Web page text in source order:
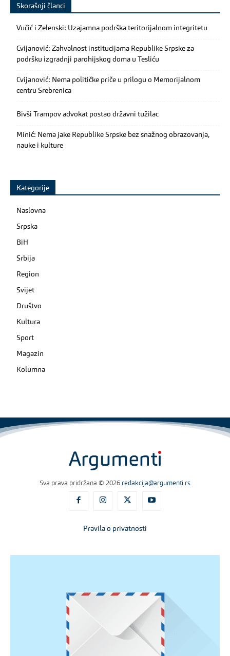
Skorašnji članci
Vučić i Zelenski: Uzajamna podrška teritorijalnom integritetu
Cvijanović: Zahvalnost institucijama Republike Srpske za
podršku izgradnji parohijskog doma u Tesliću
Cvijanović: Nema političke priče u prilogu o Memorijalnom
centru Srebrenica
Bivši Trampov advokat postao državni tužilac
Minić: Nema jake Republike Srpske bez snažnog obrazovanja,
nauke i kulture
Kategorije
Naslovna
Srpska
BiH
Srbija
Region
Svijet
Društvo
Kultura
Sport
Magazin
Kolumna
Sva prava pridržana © 2026 redakcija@argumenti.rs
Pravila o privatnosti